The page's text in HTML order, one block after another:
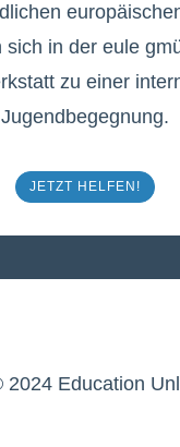
sich in der eule
zu einer
Jugendbegegnung.
JETZT HELFEN!
2024 Education